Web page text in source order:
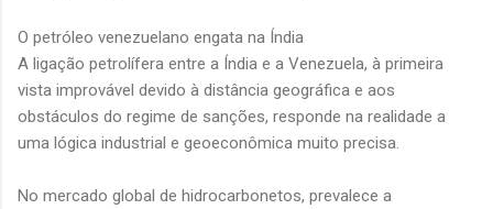
O petróleo venezuelano engata na Índia
A ligação petrolífera entre a Índia e a Venezuela, à primeira
vista improvável devido à distância geográfica e aos
obstáculos do regime de sanções, responde na realidade a
uma lógica industrial e geoeconômica muito precisa.
No mercado global de hidrocarbonetos, prevalece a